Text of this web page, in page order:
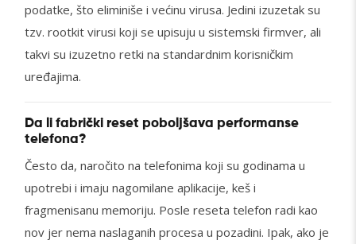
podatke, što eliminiše i većinu virusa. Jedini izuzetak su
tzv. rootkit virusi koji se upisuju u sistemski firmver, ali
takvi su izuzetno retki na standardnim korisničkim
uređajima.
Da li fabrički reset poboljšava performanse
telefona?
Često da, naročito na telefonima koji su godinama u
upotrebi i imaju nagomilane aplikacije, keš i
fragmenisanu memoriju. Posle reseta telefon radi kao
nov jer nema naslaganih procesa u pozadini. Ipak, ako je